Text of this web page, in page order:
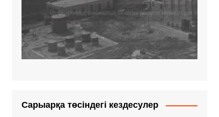
Сарыарқа төсіндегі кездесулер